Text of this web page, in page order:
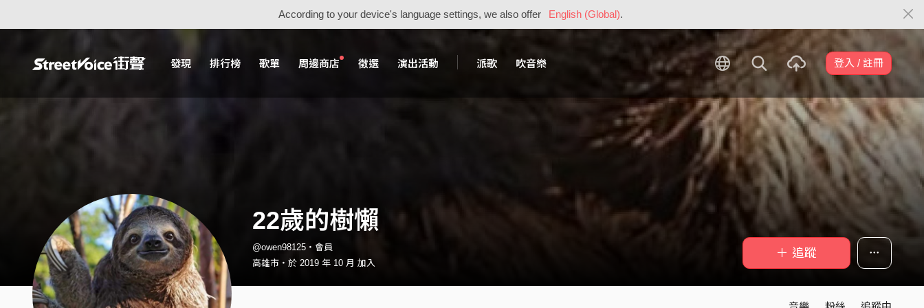
According to your device's language settings, we also offer English (Global).
發現 排行榜 歌單 周邊商店 徵選 演出活動 派歌 吹音樂 登入 / 註冊
22歲的樹懶
@owen98125・會員
高雄市・於 2019 年 10 月 加入
＋ 追蹤